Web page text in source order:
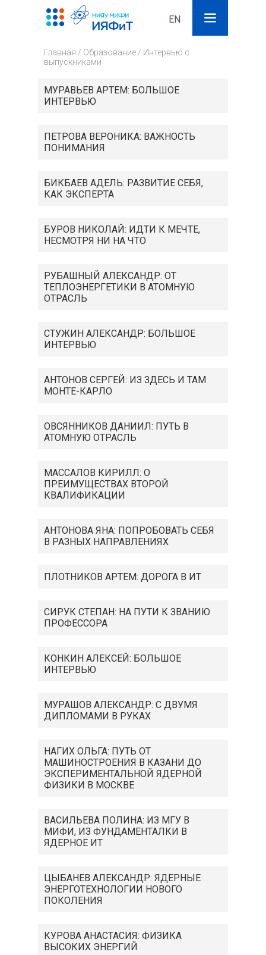
EN
Главная / Образование / Интервью с
выпускниками
МУРАВЬЕВ АРТЕМ: БОЛЬШОЕ
ИНТЕРВЬЮ
ПЕТРОВА ВЕРОНИКА: ВАЖНОСТЬ
ПОНИМАНИЯ
БИКБАЕВ АДЕЛЬ: РАЗВИТИЕ СЕБЯ,
КАК ЭКСПЕРТА
БУРОВ НИКОЛАЙ: ИДТИ К МЕЧТЕ,
НЕСМОТРЯ НИ НА ЧТО
РУБАШНЫЙ АЛЕКСАНДР: ОТ
ТЕПЛОЭНЕРГЕТИКИ В АТОМНУЮ
ОТРАСЛЬ
СТУЖИН АЛЕКСАНДР: БОЛЬШОЕ
ИНТЕРВЬЮ
АНТОНОВ СЕРГЕЙ: ИЗ ЗДЕСЬ И ТАМ
МОНТЕ-КАРЛО
ОВСЯННИКОВ ДАНИИЛ: ПУТЬ В
АТОМНУЮ ОТРАСЛЬ
МАССАЛОВ КИРИЛЛ: О
ПРЕИМУЩЕСТВАХ ВТОРОЙ
КВАЛИФИКАЦИИ
АНТОНОВА ЯНА: ПОПРОБОВАТЬ СЕБЯ
В РАЗНЫХ НАПРАВЛЕНИЯХ
ПЛОТНИКОВ АРТЕМ: ДОРОГА В ИТ
СИРУК СТЕПАН: НА ПУТИ К ЗВАНИЮ
ПРОФЕССОРА
КОНКИН АЛЕКСЕЙ: БОЛЬШОЕ
ИНТЕРВЬЮ
МУРАШОВ АЛЕКСАНДР: С ДВУМЯ
ДИПЛОМАМИ В РУКАХ
НАГИХ ОЛЬГА: ПУТЬ ОТ
МАШИНОСТРОЕНИЯ В КАЗАНИ ДО
ЭКСПЕРИМЕНТАЛЬНОЙ ЯДЕРНОЙ
ФИЗИКИ В МОСКВЕ
ВАСИЛЬЕВА ПОЛИНА: ИЗ МГУ В
МИФИ, ИЗ ФУНДАМЕНТАЛКИ В
ЯДЕРНОЕ ИТ
ЦЫБАНЕВ АЛЕКСАНДР: ЯДЕРНЫЕ
ЭНЕРГОТЕХНОЛОГИИ НОВОГО
ПОКОЛЕНИЯ
КУРОВА АНАСТАСИЯ: ФИЗИКА
ВЫСОКИХ ЭНЕРГИЙ